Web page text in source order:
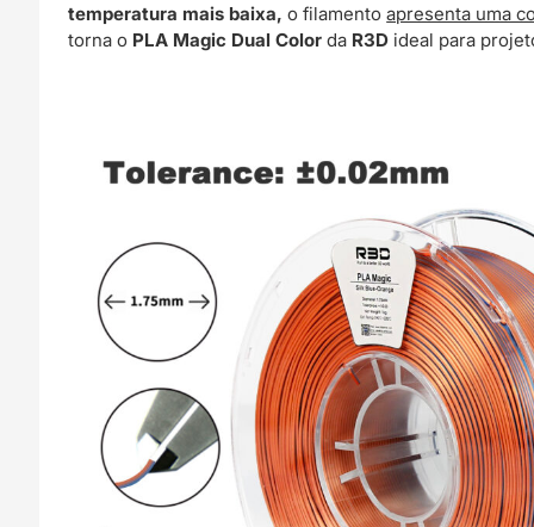
temperatura mais baixa, o filamentoapresenta uma
torna o PLA Magic Dual Color da R3D ideal para